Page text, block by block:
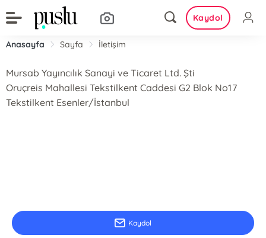
Kaydol
Anasayfa Sayfa İletişim
Mursab Yayıncılık Sanayi ve Ticaret Ltd. Şti
Oruçreis Mahallesi Tekstilkent Caddesi G2 Blok No17
Tekstilkent Esenler/İstanbul
Kaydol